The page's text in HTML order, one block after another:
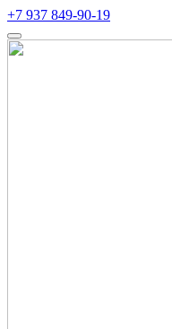
+7 937 849-90-19